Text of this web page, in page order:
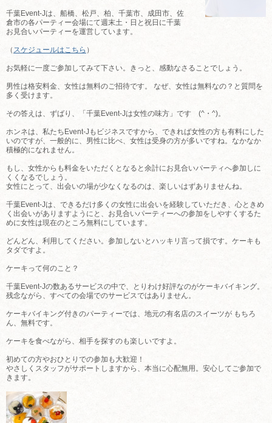
千葉Event-Jは、船橋、松戸、柏、千葉市、成田市、佐
倉市の各パーティー会場にて週末土・日と祝日に千葉
お見合いパーティーを運営しています。
（ スケジュールはこちら ）
お気軽に一度ご参加してみて下さい。きっと、感動なさることでしょう。
男性は格安料金、女性は無料のご招待です。 なぜ、女性は無料なの？と質問を
多く受けます。
その答えは、ずばり、「千葉Event-Jは女性の味方」です (^・^)。
ホンネは、私たちEvent-Jもビジネスですから、できれば女性の方も有料にした
いのですが、一般的に、男性に比べ、女性は受身の方が多いですね。なかなか
積極的になれません。
もし、女性からも料金をいただくとなると余計にお見合いパーティへ参加しに
くくなるでしょう。
女性にとって、出会いの場が少なくなるのは、楽しいはずありませんね。
千葉Event-Jは、できるだけ多くの女性に出会いを経験していただき、心ときめ
く出会いがありますようにと、お見合いパーティーへの参加をしやすくするた
めに女性は現在のところ無料にしています。
どんどん、利用してください。参加しないとハッキリ言って損です。ケーキも
タダですよ。
ケーキって何のこと？
千葉Event-Jの数あるサービスの中で、とりわけ好評なのがケーキバイキング。
残念ながら、すべての会場でのサービスではありません。
ケーキバイキング付きのパーティーでは、地元の有名店のスイーツが もちろ
ん、無料です。
ケーキを食べながら、相手を探すのも楽しいですよ。
初めての方やおひとりでの参加も大歓迎！
やさしくスタッフがサポートしますから、本当に心配無用。安心してご参加で
きます。